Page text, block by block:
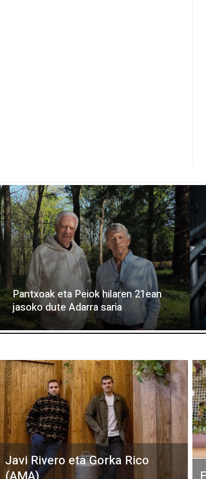
Pantxoak eta Peiok hilaren 21ean
jasoko dute Adarra saria
Javi Rivero eta Gorka Rico